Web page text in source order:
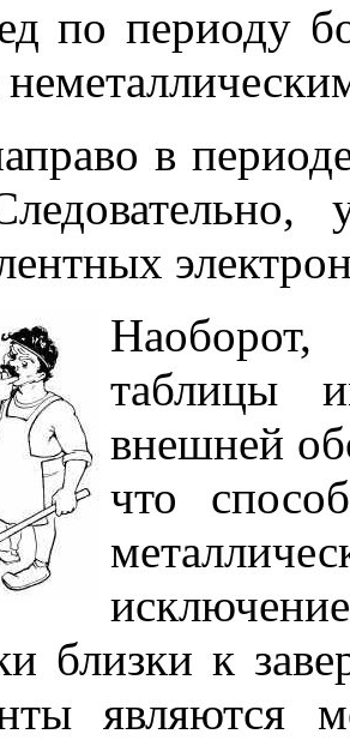
по периоду
в
таблицы
внешней
что
близки к
являются